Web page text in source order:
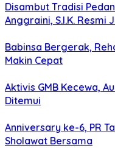
Disambut Tradisi
Anggraini, S.I.K.
Babinsa Bergerak,
Makin Cepat
Aktivis GMB Kecewa,
Ditemui
Anniversary ke-6, PR
Sholawat Bersama